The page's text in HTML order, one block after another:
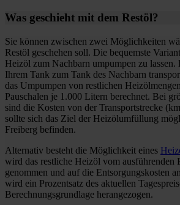
Was geschieht mit dem Restöl?
Sie können zwischen zwei Möglichkeiten
Restöl geschehen soll. Die bequemste
Heizöl zum Nachbarn umpumpen zu lassen.
Ihrem Tank zum Tank des Nachbarn
das Umpumpen von restlichen
Pauschalen je 1.000 Litern berechnet. Bei
sind die Kosten von der Transportstrecke
sollte sich das Ziel der Heizölumfüllung
Freiberg befinden.
Alternativ besteht die Möglichkeit eines
wird das restliche Heizöl vom ausführenden
genommen und auf die Entsorgungskosten
wird ein Prozentsatz des aktuellen
Berechnungsgrundlage herangezogen.